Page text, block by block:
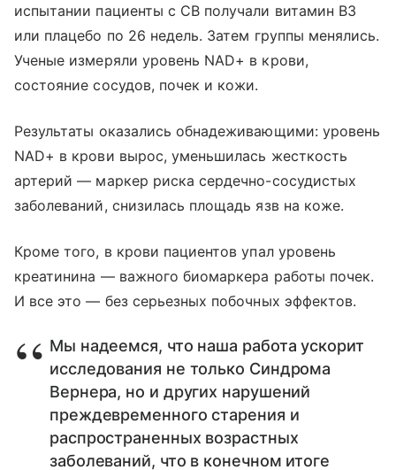
испытании пациенты с СВ получали витамин В3
или плацебо по 26 недель. Затем группы менялись.
Ученые измеряли уровень NAD+ в крови,
состояние сосудов, почек и кожи.
Результаты оказались обнадеживающими: уровень
NAD+ в крови вырос, уменьшилась жесткость
артерий — маркер риска сердечно-сосудистых
заболеваний, снизилась площадь язв на коже.
Кроме того, в крови пациентов упал уровень
креатинина — важного биомаркера работы почек.
И все это — без серьезных побочных эффектов.
Мы надеемся, что наша работа ускорит
исследования не только Синдрома
Вернера, но и других нарушений
преждевременного старения и
распространенных возрастных
заболеваний, что в конечном итоге